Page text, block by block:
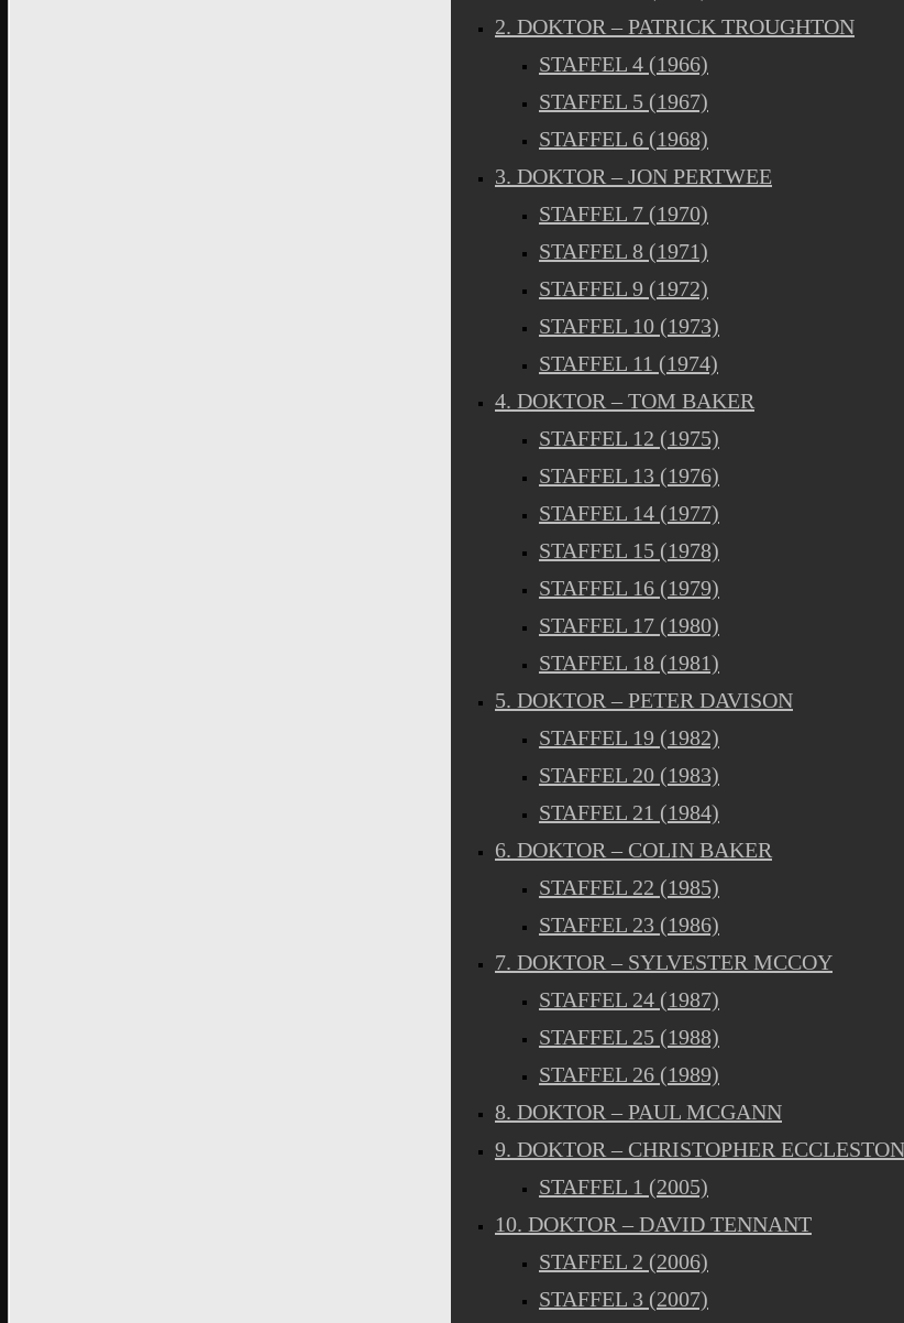
2. DOKTOR – PATRICK TROUGHTON
STAFFEL 4 (1966)
STAFFEL 5 (1967)
STAFFEL 6 (1968)
3. DOKTOR – JON PERTWEE
STAFFEL 7 (1970)
STAFFEL 8 (1971)
STAFFEL 9 (1972)
STAFFEL 10 (1973)
STAFFEL 11 (1974)
4. DOKTOR – TOM BAKER
STAFFEL 12 (1975)
STAFFEL 13 (1976)
STAFFEL 14 (1977)
STAFFEL 15 (1978)
STAFFEL 16 (1979)
STAFFEL 17 (1980)
STAFFEL 18 (1981)
5. DOKTOR – PETER DAVISON
STAFFEL 19 (1982)
STAFFEL 20 (1983)
STAFFEL 21 (1984)
6. DOKTOR – COLIN BAKER
STAFFEL 22 (1985)
STAFFEL 23 (1986)
7. DOKTOR – SYLVESTER MCCOY
STAFFEL 24 (1987)
STAFFEL 25 (1988)
STAFFEL 26 (1989)
8. DOKTOR – PAUL MCGANN
9. DOKTOR – CHRISTOPHER ECCLESTON
STAFFEL 1 (2005)
10. DOKTOR – DAVID TENNANT
STAFFEL 2 (2006)
STAFFEL 3 (2007)